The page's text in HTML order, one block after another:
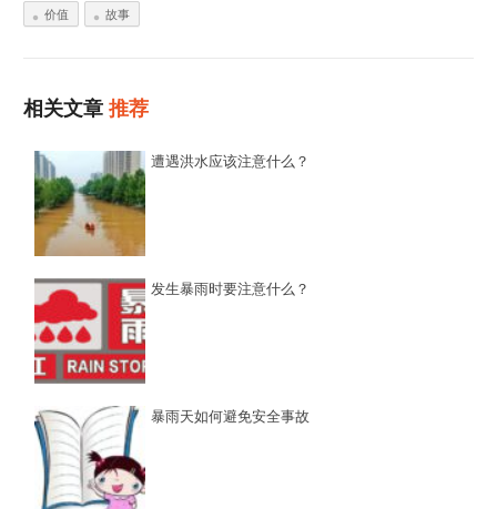
价值 故事
相关文章推荐
遭遇洪水应该注意什么？
发生暴雨时要注意什么？
暴雨天如何避免安全事故